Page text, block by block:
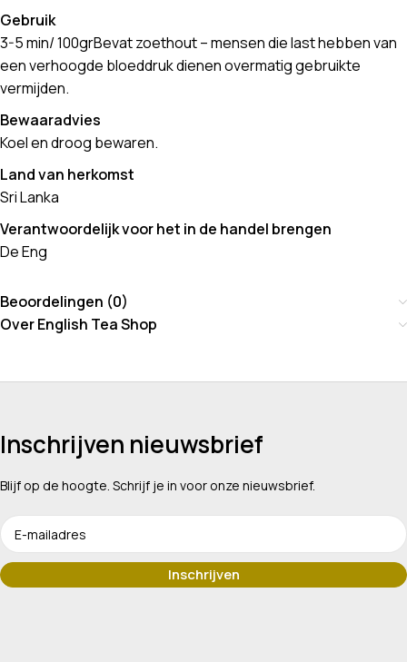
Gebruik
3-5 min/ 100grBevat zoethout – mensen die last hebben van
een verhoogde bloeddruk dienen overmatig gebruikte
vermijden.
Bewaaradvies
Koel en droog bewaren.
Land van herkomst
Sri Lanka
Verantwoordelijk voor het in de handel brengen
De Eng
Beoordelingen (0)
Over English Tea Shop
Inschrijven nieuwsbrief
Blijf op de hoogte. Schrijf je in voor onze nieuwsbrief.